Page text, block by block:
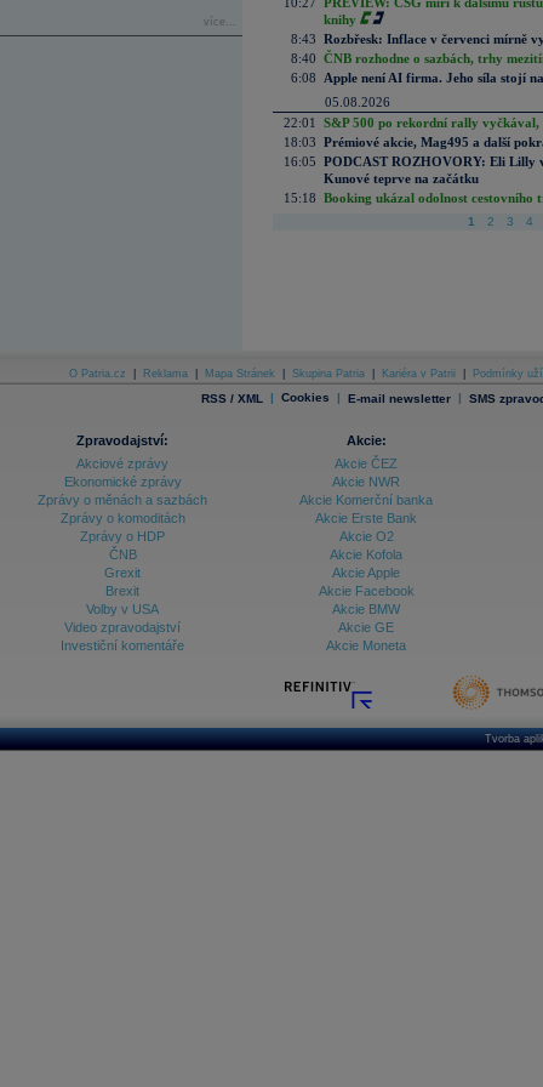
více...
knihy
8:43 Rozbřesk: Inflace v červenci mírně
8:40 ČNB rozhodne o sazbách, trhy
6:08
Apple není AI firma. Jeho síla stojí
05.08.2026
22:01
S&P 500 po rekordní rally vyčkával,
18:03 Prémiové akcie, Mag495 a další
16:05 PODCAST ROZHOVORY: Eli Lilly
Kunové teprve na začátku
15:18 Booking ukázal odolnost cestovního
1 2 3 4
O Patria.cz Reklama Mapa Stránek Skupina Patria Kariéra v Patrii Podmínky
RSS / XML | Cookies | E-mail newsletter | SMS
Zpravodajství:
Akciové zprávy
Ekonomické zprávy
Zprávy o měnách a sazbách
Zprávy o komoditách
Zprávy o HDP
ČNB
Grexit
Brexit
Volby v USA
Video zpravodajství
Investiční komentáře
Akcie:
Akcie ČEZ
Akcie NWR
Akcie Komerční banka
Akcie Erste Bank
Akcie O2
Akcie Kofola
Akcie Apple
Akcie Facebook
Akcie BMW
Akcie GE
Akcie Moneta
Tvorba